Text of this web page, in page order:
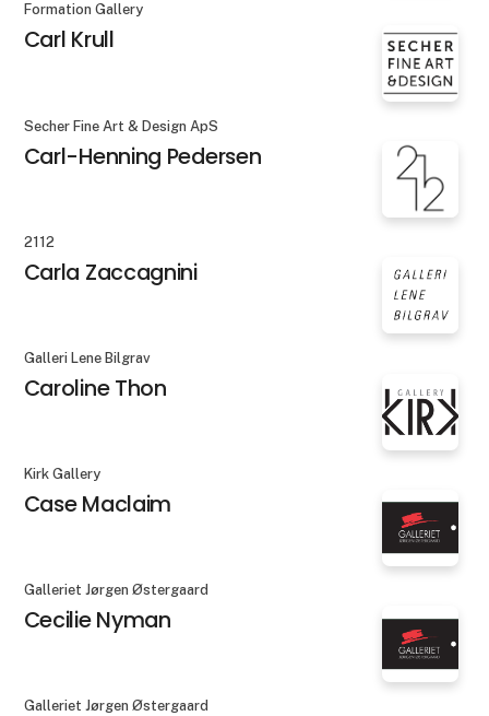
Formation Gallery
Carl Krull
Secher Fine Art & Design ApS
Carl-Henning Pedersen
2112
Carla Zaccagnini
Galleri Lene Bilgrav
Caroline Thon
Kirk Gallery
Case Maclaim
Galleriet Jørgen Østergaard
Cecilie Nyman
Galleriet Jørgen Østergaard